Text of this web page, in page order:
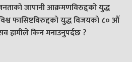
जापानी आक्रमणविरुद्दको युद्ध
फासिष्टविरुद्दको युद्ध विजयको ८० औं
हामीले किन मनाउनुपर्दछ ?